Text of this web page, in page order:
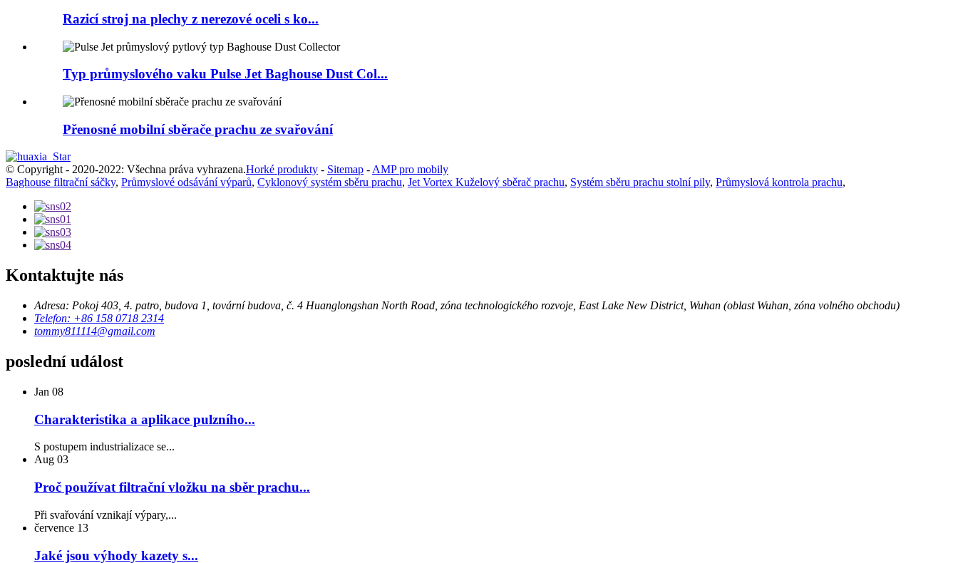
Razicí stroj na plechy z nerezové oceli s ko...
Typ průmyslového vaku Pulse Jet Baghouse Dust Col...
Přenosné mobilní sběrače prachu ze svařování
© Copyright - 2020-2022: Všechna práva vyhrazena.Horké produkty - Sitemap - AMP pro mobily
Baghouse filtrační sáčky, Průmyslové odsávání výparů, Cyklonový systém sběru prachu, Jet Vortex Kuželový sběrač prachu, Systém sběru prachu stolní pily, Průmyslová kontrola prachu,
Kontaktujte nás
Adresa: Pokoj 403, 4. patro, budova 1, tovární budova, č. 4 Huanglongshan North Road, zóna technologického rozvoje, East Lake New District, Wuhan (oblast Wuhan, zóna volného obchodu)
Telefon: +86 158 0718 2314
tommy811114@gmail.com
poslední událost
Jan 08
Charakteristika a aplikace pulzního...
S postupem industrializace se...
Aug 03
Proč používat filtrační vložku na sběr prachu...
Při svařování vznikají výpary,...
července 13
Jaké jsou výhody kazety s...